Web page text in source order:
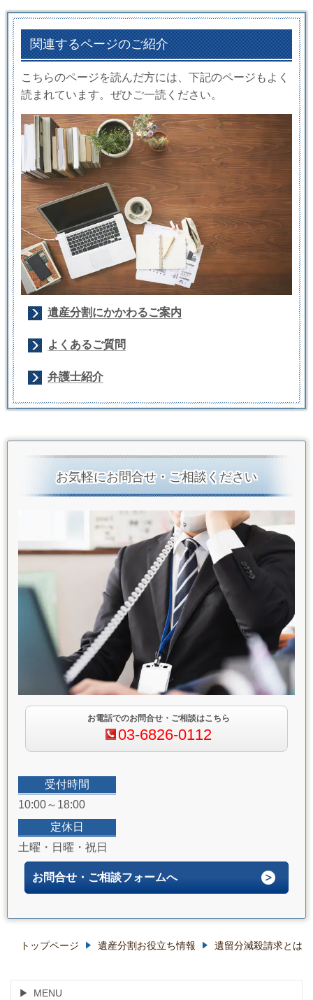
関連するページのご紹介
こちらのページを読んだ方には、下記のページもよく
読まれています。ぜひご一読ください。
遺産分割にかかわるご案内
よくあるご質問
弁護士紹介
お気軽にお問合せ・ご相談ください
お電話でのお問合せ・ご相談はこちら
03-6826-0112
受付時間
10:00～18:00
定休日
土曜・日曜・祝日
お問合せ・ご相談フォームへ
トップページ 遺産分割お役立ち情報 遺留分減殺請求とは
MENU